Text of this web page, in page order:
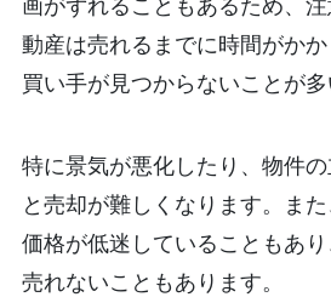
動産は売れるまでに時間がか
買い手が見つからないことが多
特に景気が悪化したり、物件
と売却が難しくなります。ま
価格が低迷していることもあ
売れないこともあります。